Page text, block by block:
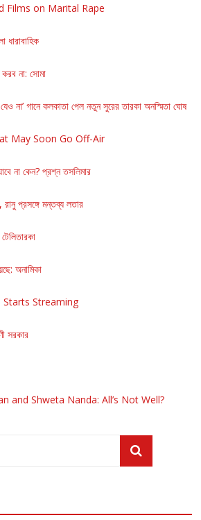
Films on Marital Rape
ধারাবাহিক
করব না: সোমা
না’ গানে কলকাতা পেল নতুন সুরের তারকা অনস্মিতা ঘোষ
May Soon Go Off-Air
না কেন? প্রশ্ন তসলিমার
রানু প্রসঙ্গে মন্তব্য লতার
অনামিকা
Starts Streaming
সরকার
and Shweta Nanda: All’s Not Well?